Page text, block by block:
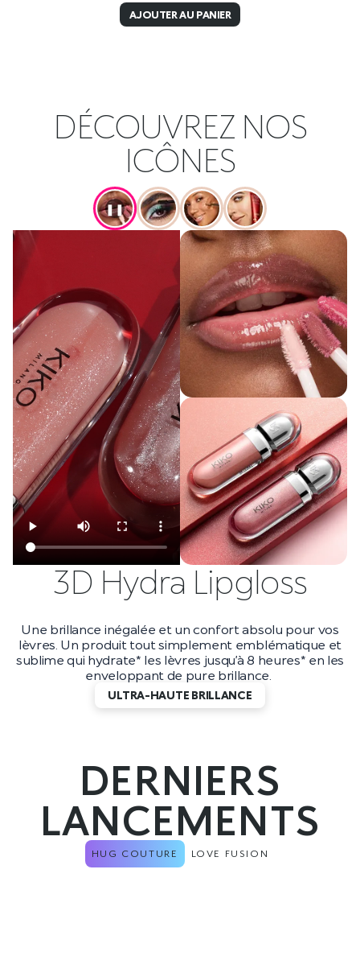
AJOUTER AU PANIER
DÉCOUVREZ NOS
ICÔNES
❚❚
3D Hydra Lipgloss
Une brillance inégalée et un confort absolu pour vos
lèvres. Un produit tout simplement emblématique et
sublime qui hydrate* les lèvres jusqu’à 8 heures* en les
enveloppant de pure brillance.
ULTRA-HAUTE BRILLANCE
DERNIERS
LANCEMENTS
HUG COUTURE LOVE FUSION